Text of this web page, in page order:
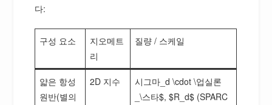
다:
구성 요소
지오메트
리
질량 / 스케일
얇은 항성
원반(별의
2D 지수
시그마_d \cdot \업실론
_\스타$, $R_d$ (SPARC